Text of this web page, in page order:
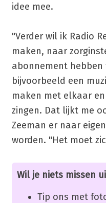
idee mee.
"Verder wil ik Radio
maken, naar
abonnement
bijvoorbeeld een
maken met elkaar
zingen. Dat lijkt me
Zeeman er naar
worden. "Het moet
Wil je niets missen
Tip ons met